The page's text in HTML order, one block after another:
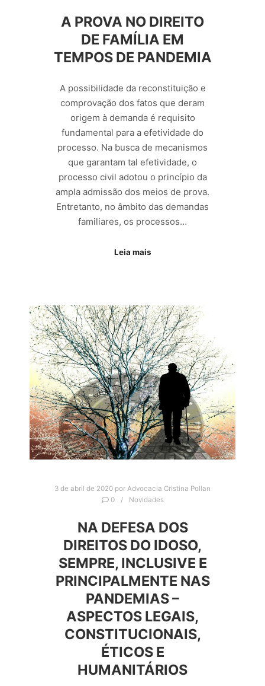
A PROVA NO DIREITO
DE FAMÍLIA EM
TEMPOS DE PANDEMIA
A possibilidade da reconstituição e
comprovação dos fatos que deram
origem à demanda é requisito
fundamental para a efetividade do
processo. Na busca de mecanismos
que garantam tal efetividade, o
processo civil adotou o princípio da
ampla admissão dos meios de prova.
Entretanto, no âmbito das demandas
familiares, os processos…
Leia mais
3 de abril de 2020 por Advocacia Cristina Pollan
0
Novidades
NA DEFESA DOS
DIREITOS DO IDOSO,
SEMPRE, INCLUSIVE E
PRINCIPALMENTE NAS
PANDEMIAS –
ASPECTOS LEGAIS,
CONSTITUCIONAIS,
ÉTICOS E
HUMANITÁRIOS